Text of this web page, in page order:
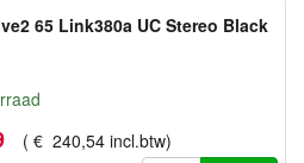
65 Link380a UC Stereo Black
( € 240,54 incl.btw)